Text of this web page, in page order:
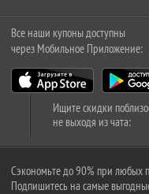
Все наши купоны доступны
через Мобильное Приложение:
Ищите скидки
не выходя из чата:
Сэкономьте до 90% при любых
Подпишитесь на самые